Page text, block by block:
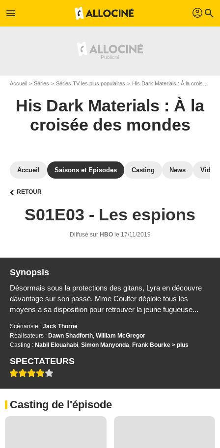
menu profil search
Accueil Séries Séries TV les plus populaires His Dark Materials : À la croisée des mondes
His Dark Materials : À la
croisée des mondes
Accueil Saisons et Episodes Casting News
RETOUR
S01E03 - Les espions
Diffusé sur HBOle 17/11/2019
Synopsis
Désormais sous la protections des gitans, Lyra en découvre
davantage sur son passé. Mme Coulter déploie tous les
moyens à sa disposition pour retrouver la jeune fugueuse...
Scénariste : Jack Thorne
Réalisateurs : Dawn Shadforth William McGregor
Casting : Nabil Elouahabi Simon Manyonda Frank Bourke > plus
SPECTATEURS
Casting de l'épisode